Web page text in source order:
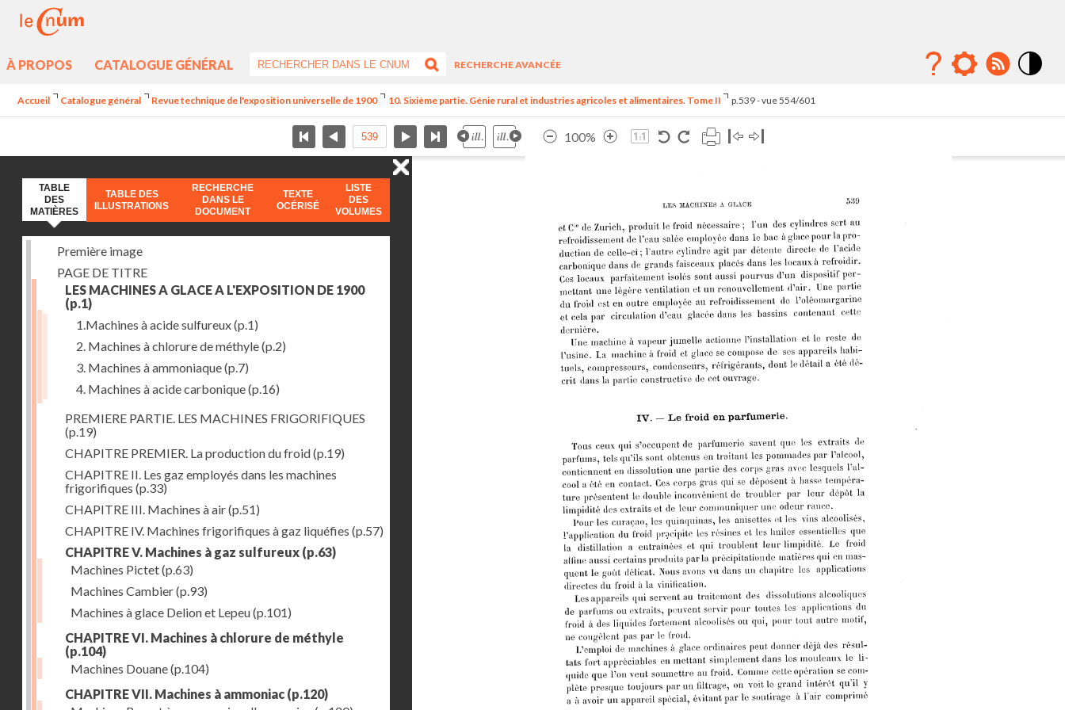
À PROPOS CATALOGUE GÉNÉRAL
RECHERCHE AVANCÉE
Accueil Catalogue général Revue technique de l'exposition universelle de 1900 10. Sixième partie. Génie rural et industries agricoles et alimentaires. Tome II p.539 - vue 554/601
100%
TABLE
DES
MATIÈRES
TABLE DES
ILLUSTRATIONS
RECHERCHE
DANS LE
DOCUMENT
TEXTE
OCÉRISÉ
LISTE
DES
VOLUMES
Première image
PAGE DE TITRE
LES MACHINES A GLACE A L'EXPOSITION DE 1900
(p.1)
1.Machines à acide sulfureux(p.1)
2. Machines à chlorure de méthyle(p.2)
3. Machines à ammoniaque(p.7)
4. Machines à acide carbonique(p.16)
PREMIERE PARTIE. LES MACHINES FRIGORIFIQUES
(p.19)
CHAPITRE PREMIER. La production du froid(p.19)
CHAPITRE II. Les gaz employés dans les machines
frigorifiques (p.33)
CHAPITRE III. Machines à air(p.51)
CHAPITRE IV. Machines frigorifiques à gaz liquéfies (p.57)
CHAPITRE V. Machines à gaz sulfureux (p.63)
Machines Pictet(p.63)
Machines Cambier(p.93)
Machines à glace Delion et Lepeu(p.101)
CHAPITRE VI. Machines à chlorure de méthyle
(p.104)
Machines Douane(p.104)
CHAPITRE VII. Machines à ammoniac (p.120)